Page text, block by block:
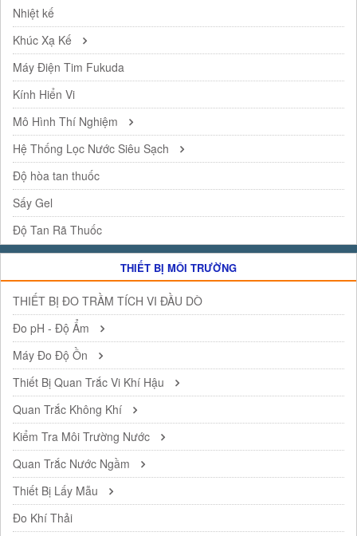
Nhiệt kế
Khúc Xạ Kế
Máy Điện Tim Fukuda
Kính Hiển Vi
Mô Hình Thí Nghiệm
Hệ Thống Lọc Nước Siêu Sạch
Độ hòa tan thuốc
Sấy Gel
Độ Tan Rã Thuốc
THIẾT BỊ MÔI TRƯỜNG
THIẾT BỊ ĐO TRẦM TÍCH VI ĐẦU DÒ
Đo pH - Độ Ẩm
Máy Đo Độ Ồn
Thiết Bị Quan Trắc Vi Khí Hậu
Quan Trắc Không Khí
Kiểm Tra Môi Trường Nước
Quan Trắc Nước Ngầm
Thiết Bị Lấy Mẫu
Đo Khí Thải